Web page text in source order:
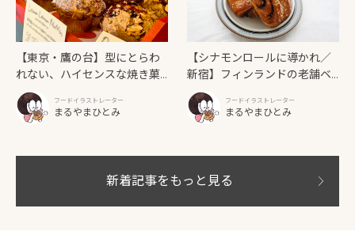
【東京・鷹の台】型にとらわ
れない、ハイセンスな焼き菓
子「SUN3C（サンサンク）」
フードイラストレーター
まるやまひとみ
【シナモンロールに導かれ／
新宿】フィンランドの老舗ベ
ーカリーカフェが日本上陸！
「Ekberg（エクベリ）」
フードイラストレーター
まるやまひとみ
新着記事をもっと見る